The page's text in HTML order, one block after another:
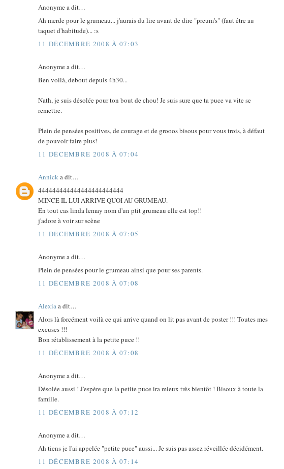
Anonyme a dit…
Ah merde pour le grumeau... j'aurais du lire avant de dire "preum's" (faut être au
taquet d'habitude)... :s
11 DÉCEMBRE 2008 À 07:03
Anonyme a dit…
Ben voilà, debout depuis 4h30...
Nath, je suis désolée pour ton bout de chou! Je suis sure que ta puce va vite se
remettre.
Plein de pensées positives, de courage et de grooos bisous pour vous trois, à défaut
de pouvoir faire plus!
11 DÉCEMBRE 2008 À 07:04
Annicka dit…
444444444444444444444444
MINCE IL LUI ARRIVE QUOI AU GRUMEAU.
En tout cas linda lemay nom d'un ptit grumeau elle est top!!
j'adore à voir sur scène
11 DÉCEMBRE 2008 À 07:05
Anonyme a dit…
Plein de pensées pour le grumeau ainsi que pour ses parents.
11 DÉCEMBRE 2008 À 07:08
Alexiaa dit…
Alors là forcément voilà ce qui arrive quand on lit pas avant de poster !!! Toutes mes
excuses !!!
Bon rétablissement à la petite puce !!
11 DÉCEMBRE 2008 À 07:08
Anonyme a dit…
Désolée aussi ! J'espère que la petite puce ira mieux très bientôt ! Bisoux à toute la
famille.
11 DÉCEMBRE 2008 À 07:12
Anonyme a dit…
Ah tiens je l'ai appelée "petite puce" aussi... Je suis pas assez réveillée décidément.
11 DÉCEMBRE 2008 À 07:14